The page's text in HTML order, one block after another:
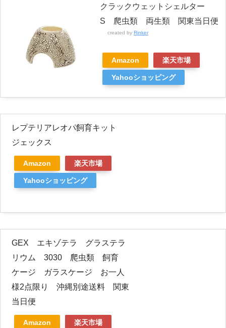
クラックウェットシェルター
S 爬虫類 両生類 関東当日便
created by Rinker
Amazon 楽天市場
Yahooショッピング
レプテリアレオパ飼育キット
ジェックス
Amazon 楽天市場
Yahooショッピング
GEX エキゾテラ グラステラ
リウム 3030 爬虫類 飼育
ケージ ガラスケージ お一人
様2点限り 沖縄別途送料 関東
当日便
Amazon 楽天市場